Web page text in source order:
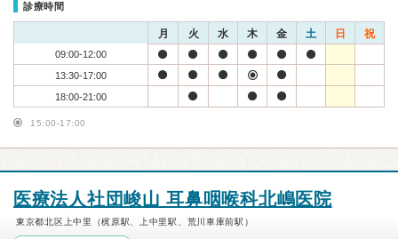
診療時間
月 火 水 木 金 土 日 祝
09:00-12:00
13:30-17:00
18:00-21:00
15:00-17:00
医療法人社団峻山 耳鼻咽喉科北嶋医院
東京都北区上中里（梶原駅、上中里駅、荒川車庫前駅）